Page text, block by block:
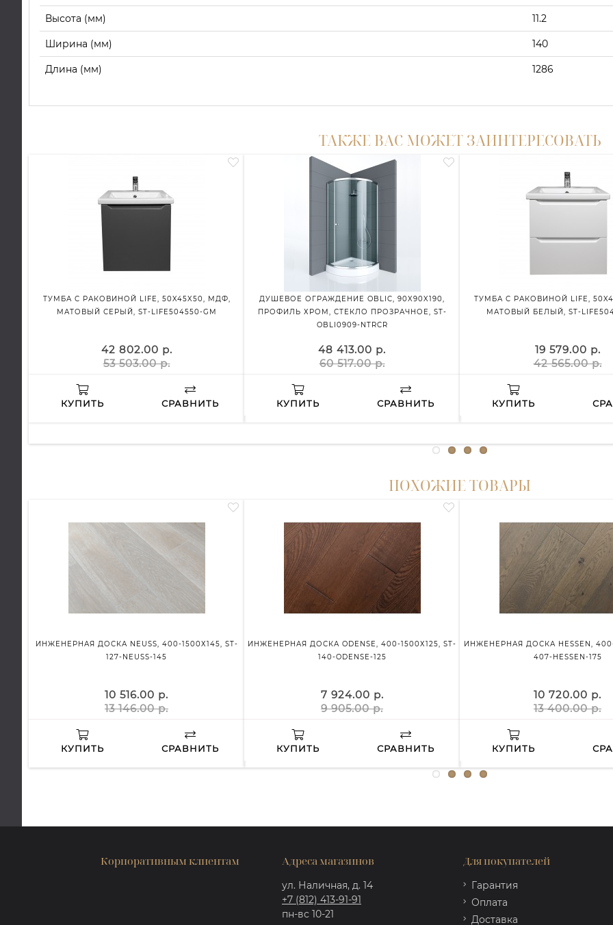
Высота (мм) 11.2
Ширина (мм) 140
Длина (мм) 1286
ТАКЖЕ ВАС МОЖЕТ ЗАИНТЕРЕСОВАТЬ
ТУМБА С РАКОВИНОЙ LIFE, 50X45X50, МДФ,
МАТОВЫЙ СЕРЫЙ, ST-LIFE504550-GM
42 802.00 р.
53 503.00 р.
КУПИТЬ СРАВНИТЬ
ДУШЕВОЕ ОГРАЖДЕНИЕ OBLIC, 90X90X190,
ПРОФИЛЬ ХРОМ, СТЕКЛО ПРОЗРАЧНОЕ, ST-
OBLI0909-NTRCR
48 413.00 р.
60 517.00 р.
КУПИТЬ СРАВНИТЬ
ТУМБА С РАКОВИНОЙ LIFE,
МАТОВЫЙ БЕЛЫЙ, ST-
19 579.00 р.
42 565.00 р.
КУПИТЬ
ПОХОЖИЕ ТОВАРЫ
ИНЖЕНЕРНАЯ ДОСКА NEUSS, 400-1500Х145, ST-
127-NEUSS-145
10 516.00 р.
13 146.00 р.
КУПИТЬ СРАВНИТЬ
ИНЖЕНЕРНАЯ ДОСКА ODENSE, 400-1500Х125, ST-
140-ODENSE-125
7 924.00 р.
9 905.00 р.
КУПИТЬ СРАВНИТЬ
ИНЖЕНЕРНАЯ ДОСКА HESSEN, 400-
407-HESSEN-175
10 720.00 р.
13 400.00 р.
КУПИТЬ
Корпоративным клиентам Адреса магазинов
ул. Наличная, д. 14
+7 (812) 413-91-91
пн-вс 10-21
Для покупателей
Гарантия
Оплата
Доставка